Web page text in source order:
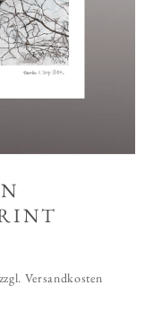
zzgl. Versandkosten